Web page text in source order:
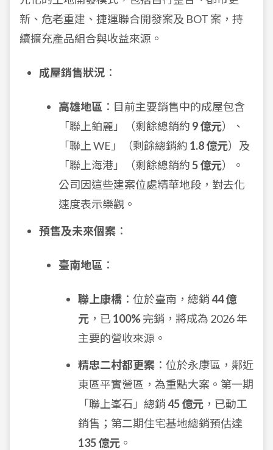
新、危老重建、捷運聯合開發案及 BOT 案，持
續擴充產品組合與收益來源。
成屋銷售狀況 ：
高雄地區 ：目前主要銷售中的成屋包含
「聯上鉑麗」（剩餘總銷約 9 億元）、
「聯上 WE」（剩餘總銷約 1.8 億元）及
「聯上海港」（剩餘總銷約5 億元）。
公司因這些建案位處精華地段，對去化
速度表示樂觀。
預售及未來個案 ：
臺南地區 ：
聯上康橋 ：位於臺南，總銷44 億
元 ，已 100%完銷，將成為 2026 年
主要的營收來源。
精忠二村都更案 ：位於永康區，鄰近
東區平實營區，為重點大案。第一期
「聯上峯石」總銷45 億元 ，已動工
銷售；第二期住宅基地總銷預估達
135 億元 。